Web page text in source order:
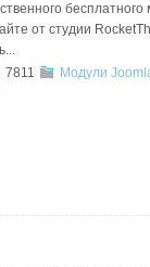
от студии
7811 Модули